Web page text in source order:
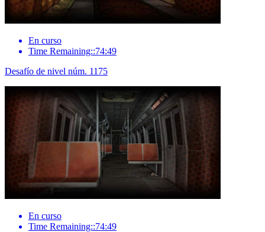
En curso
Time Remaining::74:49
Desafío de nivel núm. 1175
En curso
Time Remaining::74:49